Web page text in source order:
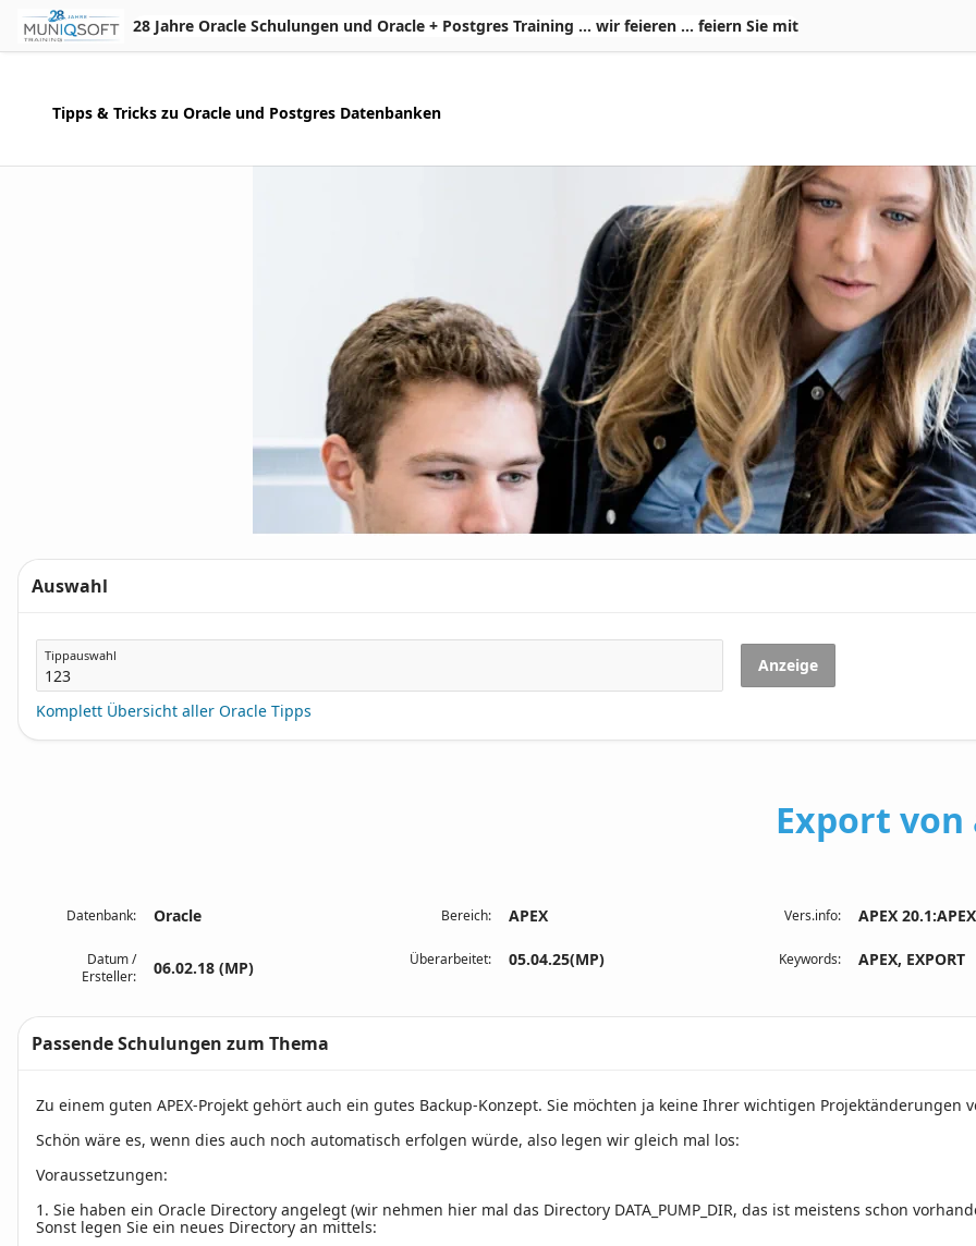
Skip to Main Content
28 Jahre Oracle Schulungen und Oracle + Postgres Training ... wir feieren ... feiern Sie mit
Tipps & Tricks zu Oracle und Postgres Datenbanken
Auswahl
Tippauswahl Anzeige
Komplett Übersicht aller Oracle Tipps
Export von
Datenbank: Oracle Bereich: APEX Vers.info: APEX
Datum /
Ersteller:
06.02.18 (MP) Überarbeitet: 05.04.25(MP) Keywords: APEX, EXPORT
Passende Schulungen zum Thema
Text
Zu einem guten APEX-Projekt gehört auch ein gutes Backup-Konzept. Sie möchten ja keine Ihrer wichtigen Projektänderungen
Schön wäre es, wenn dies auch noch automatisch erfolgen würde, also legen wir gleich mal los:
Voraussetzungen:
1. Sie haben ein Oracle Directory angelegt (wir nehmen hier mal das Directory DATA_PUMP_DIR, das ist meistens schon
Sonst legen Sie ein neues Directory an mittels: